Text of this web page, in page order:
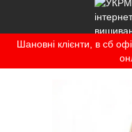
Шановні клієнти, в сб